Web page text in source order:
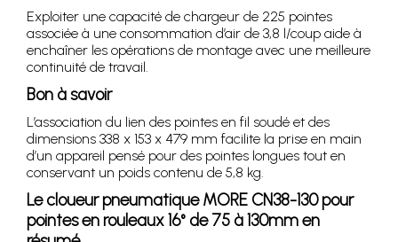
Exploiter une capacité de chargeur de 225 pointes
associée à une consommation d’air de 3,8 l/coup aide à
enchaîner les opérations de montage avec une meilleure
continuité de travail.
Bon à savoir
L’association du lien des pointes en fil soudé et des
dimensions 338 x 153 x 479 mm facilite la prise en main
d’un appareil pensé pour des pointes longues tout en
conservant un poids contenu de 5,8 kg.
Le cloueur pneumatique MORE CN38-130 pour
pointes en rouleaux 16° de 75 à 130mm en